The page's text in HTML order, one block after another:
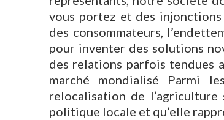
vous portez et des
des consommateurs,
pour inventer des solutions
des relations parfois tendues
marché mondialisé Parmi
relocalisation de
politique locale et qu’elle